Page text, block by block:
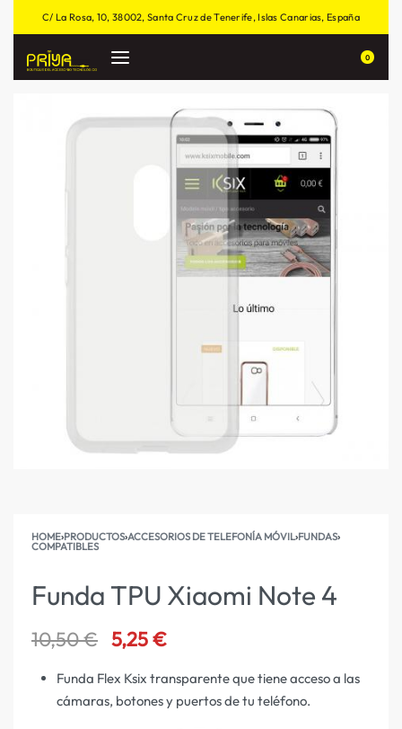
C/ La Rosa, 10, 38002, Santa Cruz de Tenerife, Islas Canarias, España
0
HOME›PRODUCTOS›ACCESORIOS DE TELEFONÍA MÓVIL›FUNDAS›
COMPATIBLES
Funda TPU Xiaomi Note 4
10,50€ 5,25€
Funda Flex Ksix transparente que tiene acceso a las
cámaras, botones y puertos de tu teléfono.